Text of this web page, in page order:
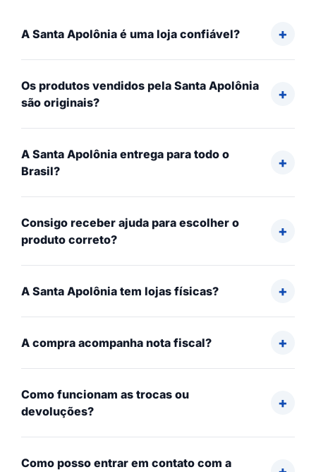
A Santa Apolônia é uma loja confiável?
Os produtos vendidos pela Santa Apolônia
são originais?
A Santa Apolônia entrega para todo o
Brasil?
Consigo receber ajuda para escolher o
produto correto?
A Santa Apolônia tem lojas físicas?
A compra acompanha nota fiscal?
Como funcionam as trocas ou
devoluções?
Como posso entrar em contato com a